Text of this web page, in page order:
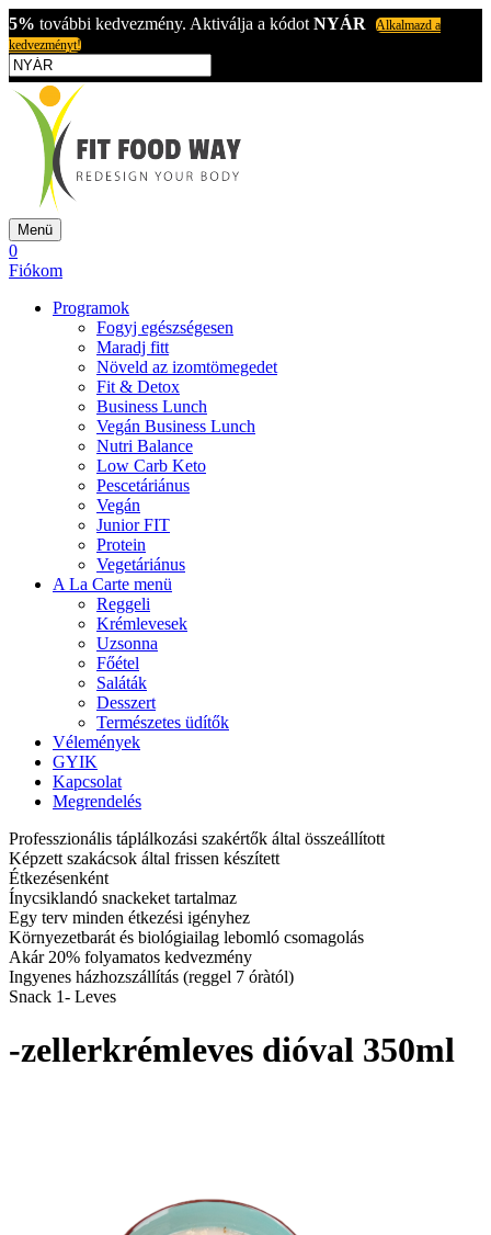
5% további kedvezmény. Aktiválja a kódot NYÁR
Alkalmazd a
kedvezményt!
Menü
0
Fiókom
Programok
Fogyj egészségesen
Maradj fitt
Növeld az izomtömegedet
Fit & Detox
Business Lunch
Vegán Business Lunch
Nutri Balance
Low Carb Keto
Pescetáriánus
Vegán
Junior FIT
Protein
Vegetáriánus
A La Carte menü
Reggeli
Krémlevesek
Uzsonna
Főétel
Saláták
Desszert
Természetes üdítők
Vélemények
GYIK
Kapcsolat
Megrendelés
Professzionális táplálkozási szakértők által összeállított
Képzett szakácsok által frissen készített
Étkezésenként
Ínycsiklandó snackeket tartalmaz
Egy terv minden étkezési igényhez
Környezetbarát és biológiailag lebomló csomagolás
Akár 20% folyamatos kedvezmény
Ingyenes házhozszállítás (reggel 7 óràtól)
Snack 1- Leves
-zellerkrémleves dióval 350ml